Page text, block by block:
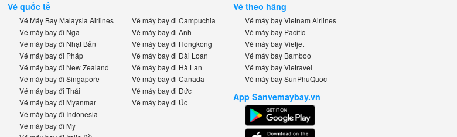
Vé quốc tế
Vé Máy Bay Malaysia Airlines
Vé máy bay đi Nga
Vé máy bay đi Nhật Bản
Vé máy bay đi Pháp
Vé máy bay đi New Zealand
Vé máy bay đi Singapore
Vé máy bay đi Thái
Vé máy bay đi Myanmar
Vé máy bay đi Indonesia
Vé máy bay đi Mỹ
Vé máy bay đi Campuchia
Vé máy bay đi Anh
Vé máy bay đi Hongkong
Vé máy bay đi Đài Loan
Vé máy bay đi Hà Lan
Vé máy bay đi Canada
Vé máy bay đi Đức
Vé máy bay đi Úc
Vé theo hãng
Vé máy bay Vietnam Airlines
Vé máy bay Pacific
Vé máy bay Vietjet
Vé máy bay Bamboo
Vé máy bay Vietravel
Vé máy bay SunPhuQuoc
App Sanvemaybay.vn